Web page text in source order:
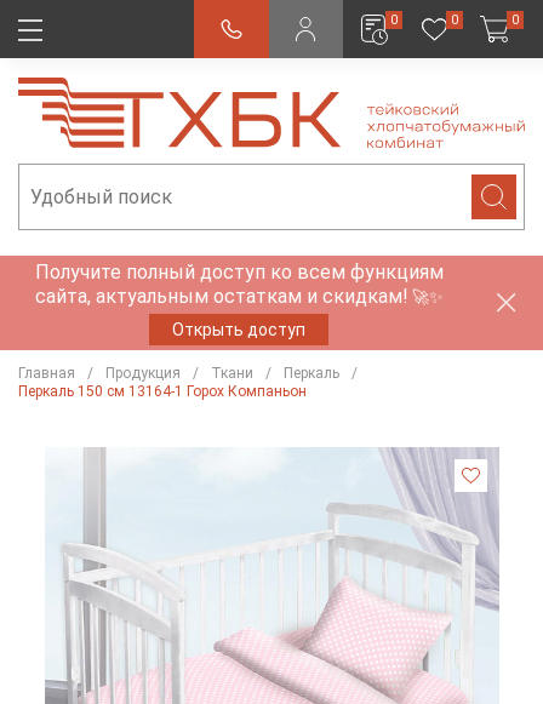
0 0 0
Получите полный доступ ко всем функциям
сайта, актуальным остаткам и скидкам! 🚀✨
Открыть доступ
Главная Продукция Ткани
Перкаль
Перкаль 150 см 13164-1 Горох Компаньон